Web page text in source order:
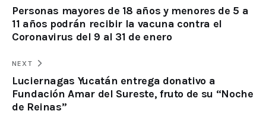
Personas mayores de 18 años y menores de 5 a
11 años podrán recibir la vacuna contra el
Coronavirus del 9 al 31 de enero
NEXT
Luciernagas Yucatán entrega donativo a
Fundación Amar del Sureste, fruto de su “Noche
de Reinas”